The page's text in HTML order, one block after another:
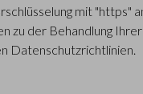
mit "https"
zu der Behandlung
Datenschutzrichtlinien.